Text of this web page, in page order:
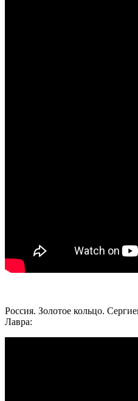
Россия. Золотое кольцо.
Лавра: